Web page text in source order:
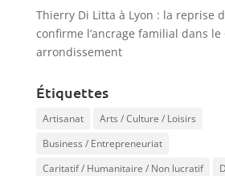
Thierry Di Litta à Lyon : la reprise
confirme l’ancrage familial dans le
arrondissement
Étiquettes
Artisanat
Arts / Culture / Loisirs
Business / Entrepreneuriat
Caritatif / Humanitaire / Non lucratif